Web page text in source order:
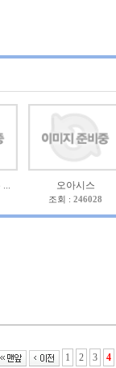
... 오아시스
조회 : 246028
1 2 3 4